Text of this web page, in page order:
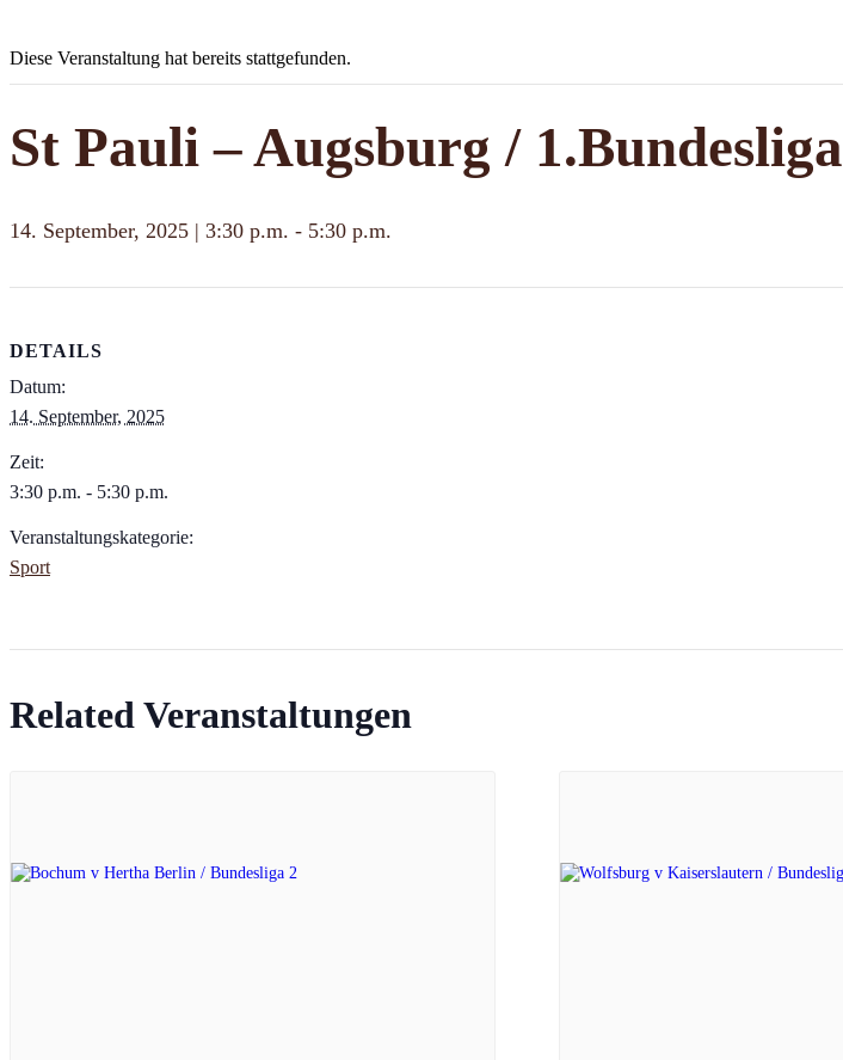
Diese Veranstaltung hat bereits stattgefunden.
St Pauli – Augsburg / 1.Bundesliga
14. September, 2025 | 3:30 p.m. - 5:30 p.m.
DETAILS
Datum:
14. September, 2025
Zeit:
3:30 p.m. - 5:30 p.m.
Veranstaltungskategorie:
Sport
Related Veranstaltungen